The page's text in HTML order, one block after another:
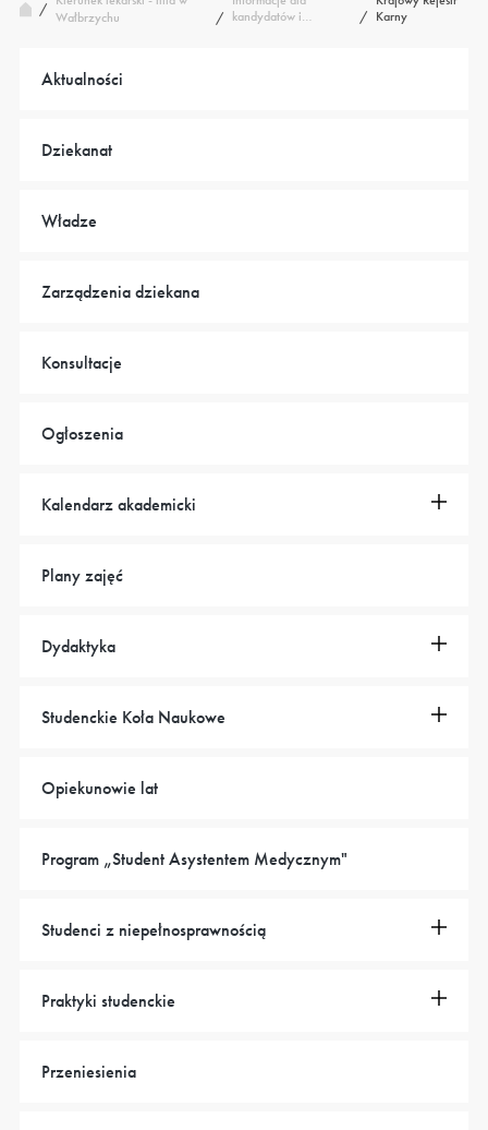
/
Wałbrzychu
/ kandydatów i…
/ Karny
Aktualności
Dziekanat
Władze
Zarządzenia dziekana
Konsultacje
Ogłoszenia
Kalendarz akademicki
Plany zajęć
Dydaktyka
Studenckie Koła Naukowe
Opiekunowie lat
Program „Student Asystentem Medycznym"
Studenci z niepełnosprawnością
Praktyki studenckie
Przeniesienia